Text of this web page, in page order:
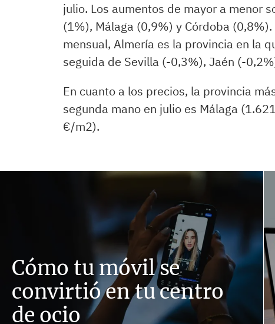
julio. Los aumentos de mayor a menor
(1%), Málaga (0,9%) y Córdoba
mensual, Almería es la provincia en la
seguida de Sevilla (-0,3%), Jaén (-
En cuanto a los precios, la provincia
segunda mano en julio es Málaga
€/m2).
Cómo tu móvil se
convirtió en tu centro
de ocio